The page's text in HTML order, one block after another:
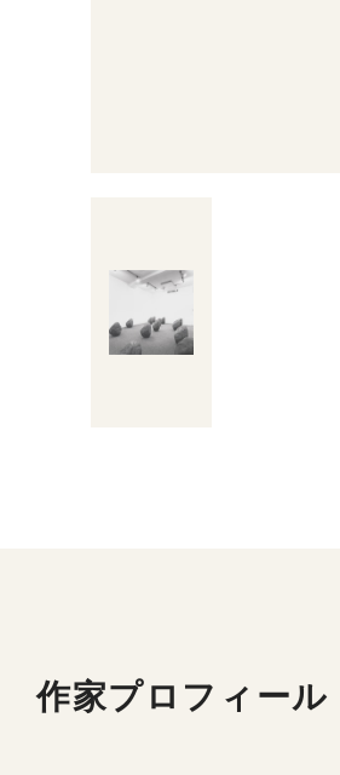
作家プロフィール